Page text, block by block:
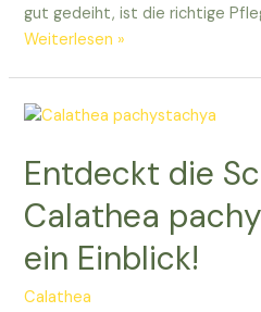
gut gedeiht, ist die richtige
Entdeckt
Schönheit
Calathea
Weiterlesen »
Entdeckt die
Calathea
ein Einblick!
Calathea